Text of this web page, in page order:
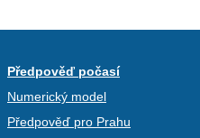
Předpověď počasí
Numerický model
Předpověď pro Prahu